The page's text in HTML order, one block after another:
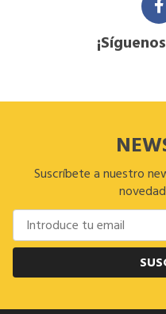
Suscríbete a nuestro